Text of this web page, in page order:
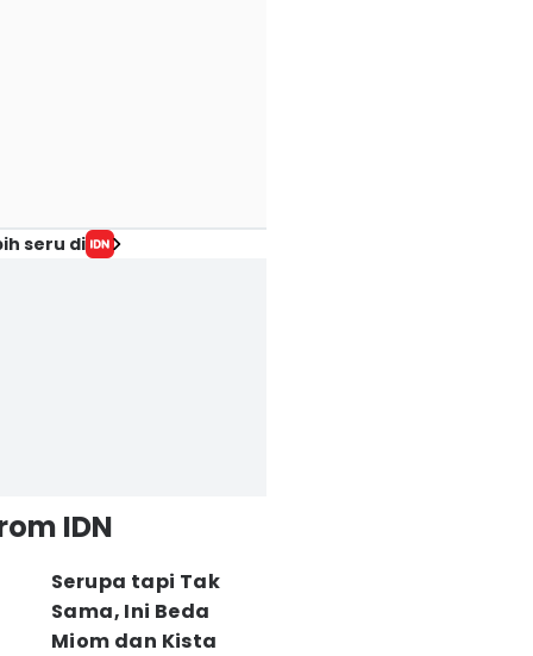
seru di
IDN
Serupa tapi Tak
Sama, Ini Beda
Miom dan Kista